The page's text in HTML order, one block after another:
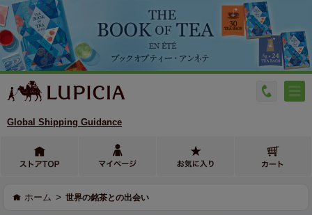
Global Shipping Guidance
ホーム > 世界の銘茶との出会い